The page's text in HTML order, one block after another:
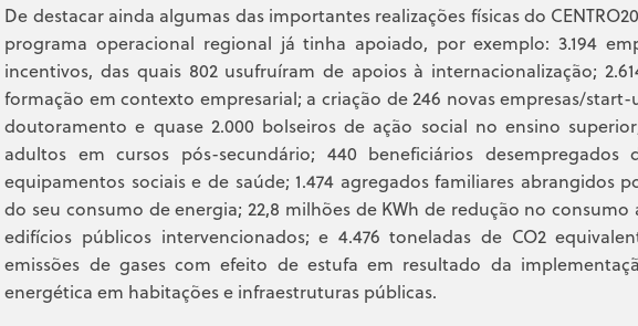
De destacar ainda algumas das importantes realizações físicas do
programa operacional regional já tinha apoiado, por exemplo: 3.194
incentivos, das quais 802 usufruíram de apoios à internacionalização;
formação em contexto empresarial; a criação de 246 novas empresas/start-
doutoramento e quase 2.000 bolseiros de ação social no ensino
adultos em cursos pós-secundário; 440 beneficiários desempregados
equipamentos sociais e de saúde; 1.474 agregados familiares abrangidos
do seu consumo de energia; 22,8 milhões de KWh de redução no
edifícios públicos intervencionados; e 4.476 toneladas de CO2
emissões de gases com efeito de estufa em resultado da
energética em habitações e infraestruturas públicas.